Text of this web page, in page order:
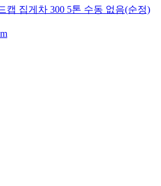
캡 집게차 300 5톤 수동 없음(순정)